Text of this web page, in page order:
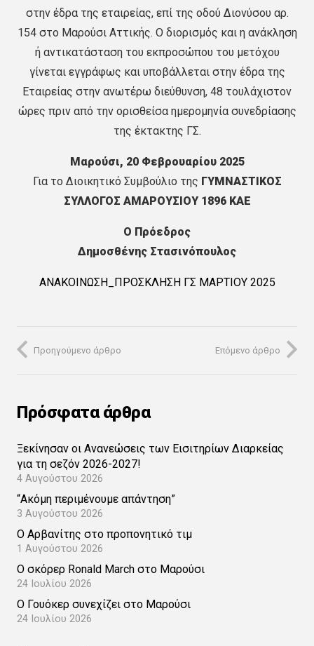
στην έδρα της εταιρείας, επί της οδού Διονύσου αρ.
154 στο Μαρούσι Αττικής. Ο διορισμός και η ανάκληση
ή αντικατάσταση του εκπροσώπου του μετόχου
γίνεται εγγράφως και υποβάλλεται στην έδρα της
Εταιρείας στην ανωτέρω διεύθυνση, 48 τουλάχιστον
ώρες πριν από την ορισθείσα ημερομηνία συνεδρίασης
της έκτακτης ΓΣ.
Μαρούσι, 20 Φεβρουαρίου 2025
Για το Διοικητικό Συμβούλιο της ΓΥΜΝΑΣΤΙΚΟΣ
ΣΥΛΛΟΓΟΣ ΑΜΑΡΟΥΣΙΟΥ 1896 ΚΑΕ
Ο Πρόεδρος
Δημοσθένης Στασινόπουλος
ΑΝΑΚΟΙΝΩΣΗ_ΠΡΟΣΚΛΗΣΗ ΓΣ ΜΑΡΤΙΟΥ 2025
Προηγούμενο άρθρο Επόμενο άρθρο
Πρόσφατα άρθρα
Ξεκίνησαν οι Ανανεώσεις των Εισιτηρίων Διαρκείας
για τη σεζόν 2026-2027!
4 Αυγούστου 2026
“Ακόμη περιμένουμε απάντηση”
3 Αυγούστου 2026
Ο Αρβανίτης στο προπονητικό τιμ
1 Αυγούστου 2026
Ο σκόρερ Ronald March στο Μαρούσι
24 Ιουλίου 2026
Ο Γουόκερ συνεχίζει στο Μαρούσι
24 Ιουλίου 2026